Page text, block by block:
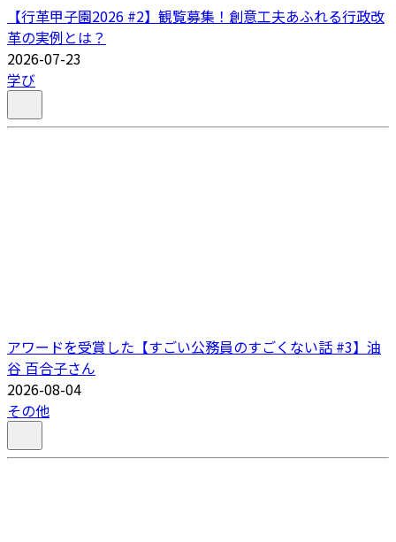
【行革甲子園2026 #2】観覧募集！創意工夫あふれる行政改
革の実例とは？
2026-07-23
学び
アワードを受賞した【すごい公務員のすごくない話 #3】油
谷 百合子さん
2026-08-04
その他